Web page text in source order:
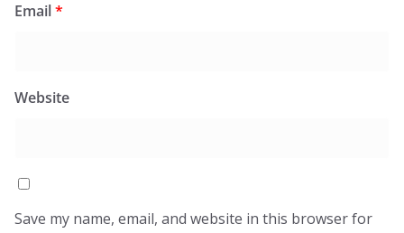
Email*
Website
Save my name, email, and website in this browser for